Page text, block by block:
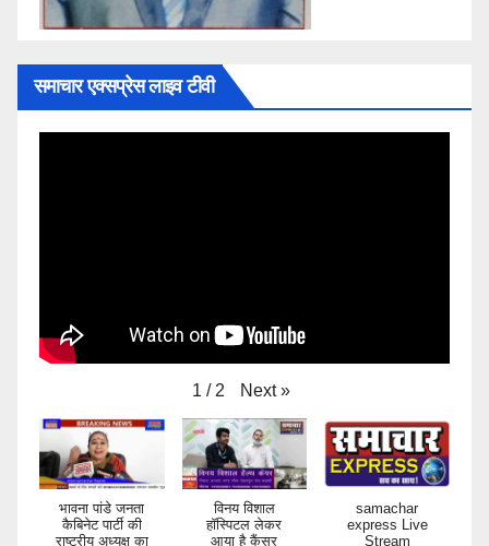
समाचार एक्सप्रेस लाइव टीवी
1 / 2 Next »
भावना पांडे जनता
कैबिनेट पार्टी की
राष्ट्रीय अध्यक्ष का
विनय विशाल
हॉस्पिटल लेकर
आया है कैंसर
samachar
express Live
Stream